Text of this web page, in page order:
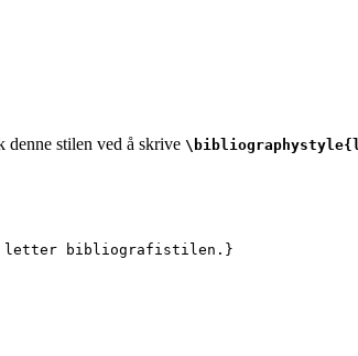
stilen ved å skrive
letter bibliografistilen.}